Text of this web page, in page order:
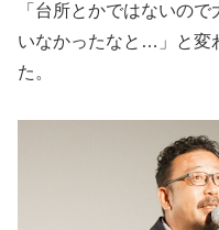
「台所とかではないの
いなかったなと…」と変
た。